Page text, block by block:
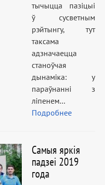
тычыцца пазіцыі
ў сусветным
рэйтынгу, тут
таксама
адзначаецца
станоўчая
дынаміка: у
параўнанні з
ліпенем…
Подробнее
Самыя яркія
падзеі 2019
года